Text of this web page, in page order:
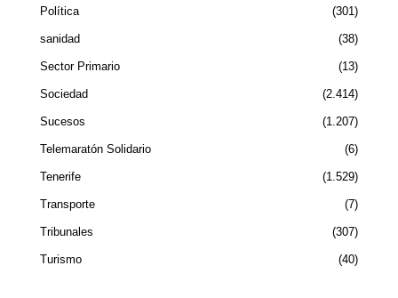
Política 301
sanidad 38
Sector Primario 13
Sociedad 2.414
Sucesos 1.207
Telemaratón Solidario 6
Tenerife 1.529
Transporte 7
Tribunales 307
Turismo 40